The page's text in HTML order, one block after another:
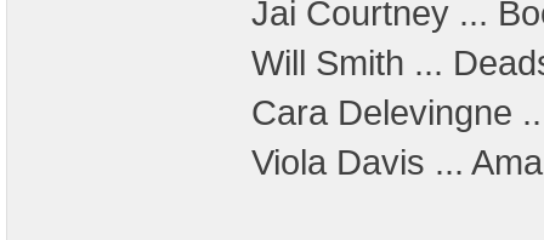
Jai Courtney ...
Will Smith ...
Cara Delevingne
Viola Davis ...